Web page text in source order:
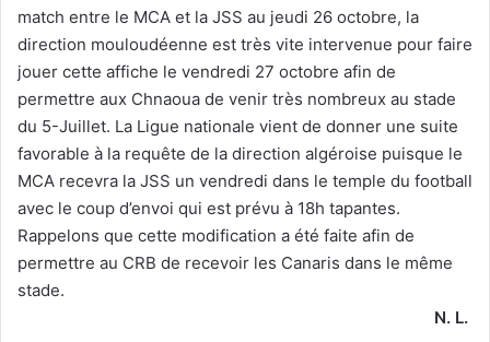
match entre le MCA et la JSS au jeudi 26 octobre, la
direction mouloudéenne est très vite intervenue pour faire
jouer cette affiche le vendredi 27 octobre afin de
permettre aux Chnaoua de venir très nombreux au stade
du 5-Juillet. La Ligue nationale vient de donner une suite
favorable à la requête de la direction algéroise puisque le
MCA recevra la JSS un vendredi dans le temple du football
avec le coup d’envoi qui est prévu à 18h tapantes.
Rappelons que cette modification a été faite afin de
permettre au CRB de recevoir les Canaris dans le même
stade.
N. L.